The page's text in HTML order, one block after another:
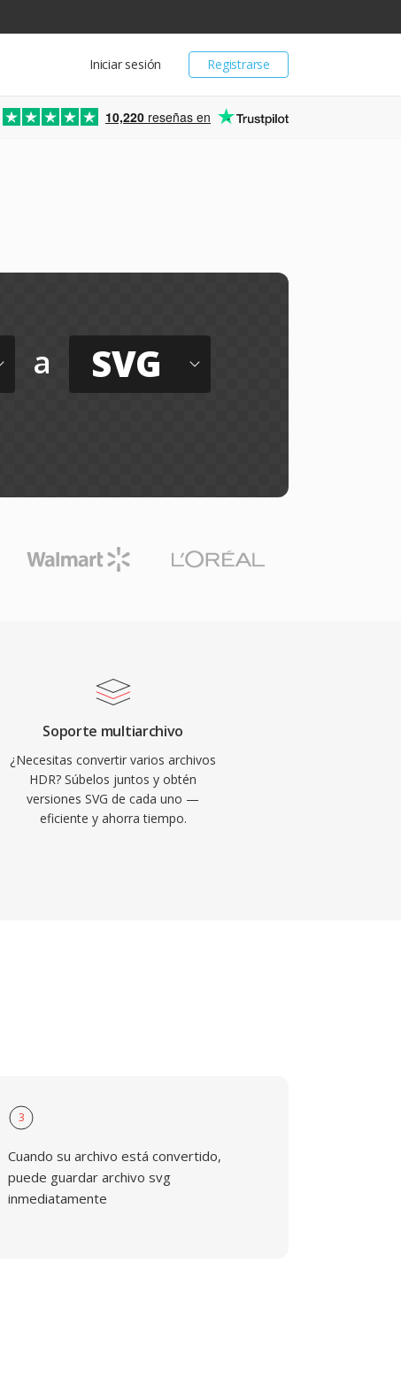
Registrarse
Iniciar sesión
10,220 reseñas en
a SVG
Soporte multiarchivo
¿Necesitas convertir varios archivos
HDR? Súbelos juntos y obtén
versiones SVG de cada uno —
eficiente y ahorra tiempo.
3
Cuando su archivo está convertido,
puede guardar archivo svg
inmediatamente